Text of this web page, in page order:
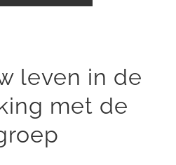
leven in de
met de